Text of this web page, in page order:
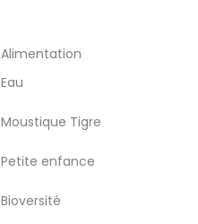
Alimentation
Eau
Moustique Tigre
Petite enfance
Bioversité